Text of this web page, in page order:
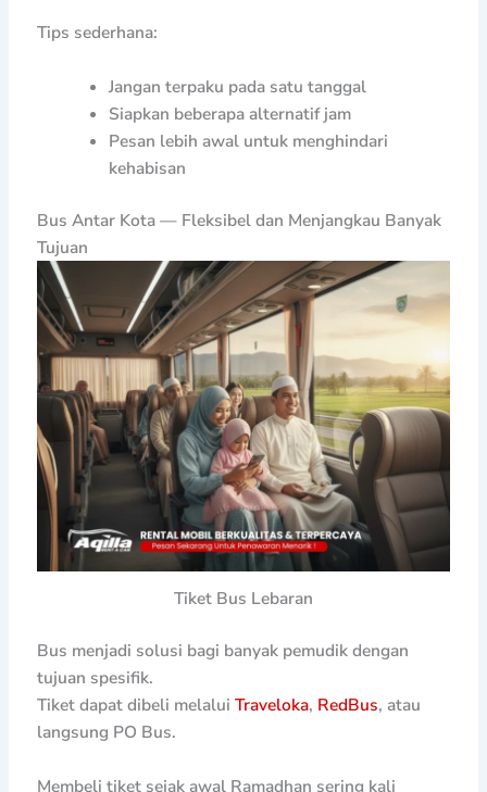
Tips sederhana:
Jangan terpaku pada satu tanggal
Siapkan beberapa alternatif jam
Pesan lebih awal untuk menghindari
kehabisan
Bus Antar Kota — Fleksibel dan Menjangkau Banyak
Tujuan
Tiket Bus Lebaran
Bus menjadi solusi bagi banyak pemudik dengan
tujuan spesifik.
Tiket dapat dibeli melalui Traveloka, RedBus, atau
langsung PO Bus.
Membeli tiket sejak awal Ramadhan sering kali